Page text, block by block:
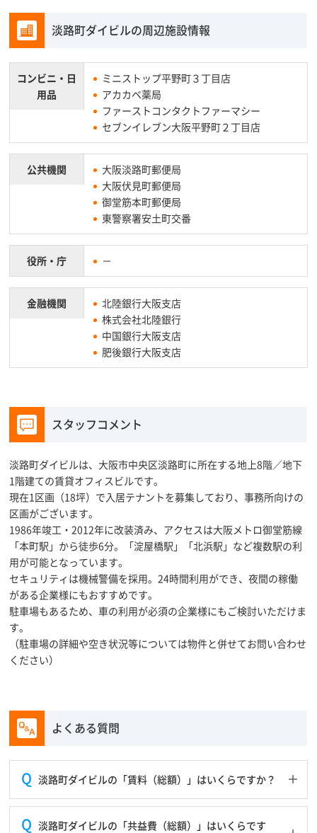
淡路町ダイビルの周辺施設情報
コンビニ・ 日
用品
ミニストップ平野町３丁目店
アカカベ薬局
ファーストコンタクトファーマシー
セブンイレブン大阪平野町２丁目店
公共機関
大阪淡路町郵便局
大阪伏見町郵便局
御堂筋本町郵便局
東警察署安土町交番
役所・庁 －
金融機関
北陸銀行大阪支店
株式会社北陸銀行
中国銀行大阪支店
肥後銀行大阪支店
スタッフコメント
淡路町ダイビルは、大阪市中央区淡路町に所在する地上8階／地下
1階建ての賃貸オフィスビルです。
現在1区画（18坪）で入居テナントを募集しており、事務所向けの
区画がございます。
1986年竣工・2012年に改装済み、アクセスは大阪メトロ御堂筋線
「本町駅」から徒歩6分。「淀屋橋駅」「北浜駅」など複数駅の利
用が可能となっています。
セキュリティは機械警備を採用。24時間利用ができ、夜間の稼働
がある企業様にもおすすめです。
駐車場もあるため、車の利用が必須の企業様にもご検討いただけま
す。
（駐車場の詳細や空き状況等については物件と併せてお問い合わせ
ください）
よくある質問
淡路町ダイビルの「賃料（総額）」はいくらですか？
淡路町ダイビルの「共益費（総額）」はいくらです